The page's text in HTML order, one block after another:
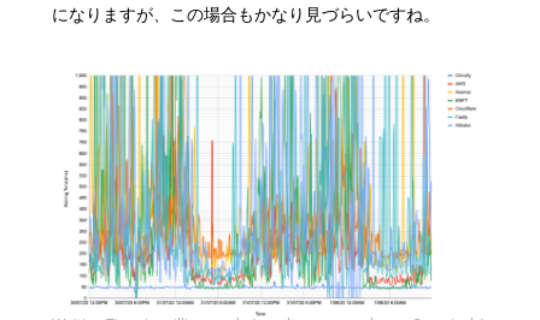
になりますが、この場合もかなり見づらいですね。